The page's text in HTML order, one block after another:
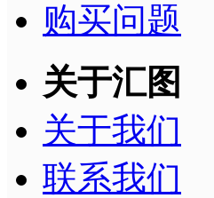
购买问题
关于汇图
关于我们
联系我们